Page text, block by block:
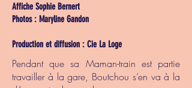
Affiche Sophie Bernert
Photos : Maryline Gandon
Production et diffusion : Cie La Loge
Pendant que sa Maman-train est partie
travailler à la gare, Boutchou s’en va à la